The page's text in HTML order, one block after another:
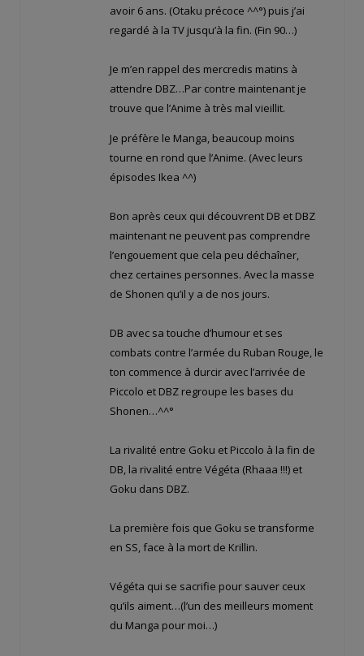
avoir 6 ans. (Otaku précoce ^^°) puis j’ai
regardé à la TV jusqu’à la fin. (Fin 90…)
Je m’en rappel des mercredis matins à
attendre DBZ…Par contre maintenant je
trouve que l’Anime à très mal vieillit.
Je préfère le Manga, beaucoup moins
tourne en rond que l’Anime. (Avec leurs
épisodes Ikea ^^)
Bon après ceux qui découvrent DB et DBZ
maintenant ne peuvent pas comprendre
l’engouement que cela peu déchaîner,
chez certaines personnes. Avec la masse
de Shonen qu’il y a de nos jours.
DB avec sa touche d’humour et ses
combats contre l’armée du Ruban Rouge, le
ton commence à durcir avec l’arrivée de
Piccolo et DBZ regroupe les bases du
Shonen…^^°
La rivalité entre Goku et Piccolo à la fin de
DB, la rivalité entre Végéta (Rhaaa !!!) et
Goku dans DBZ.
La première fois que Goku se transforme
en SS, face à la mort de Krillin.
Végéta qui se sacrifie pour sauver ceux
qu’ils aiment…(l’un des meilleurs moment
du Manga pour moi…)